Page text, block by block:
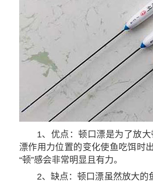
1、优点：顿口漂是为了放
漂作用力位置的变化使鱼吃饵时
“顿”感会非常明显且有力。
2、缺点：顿口漂虽然放大的